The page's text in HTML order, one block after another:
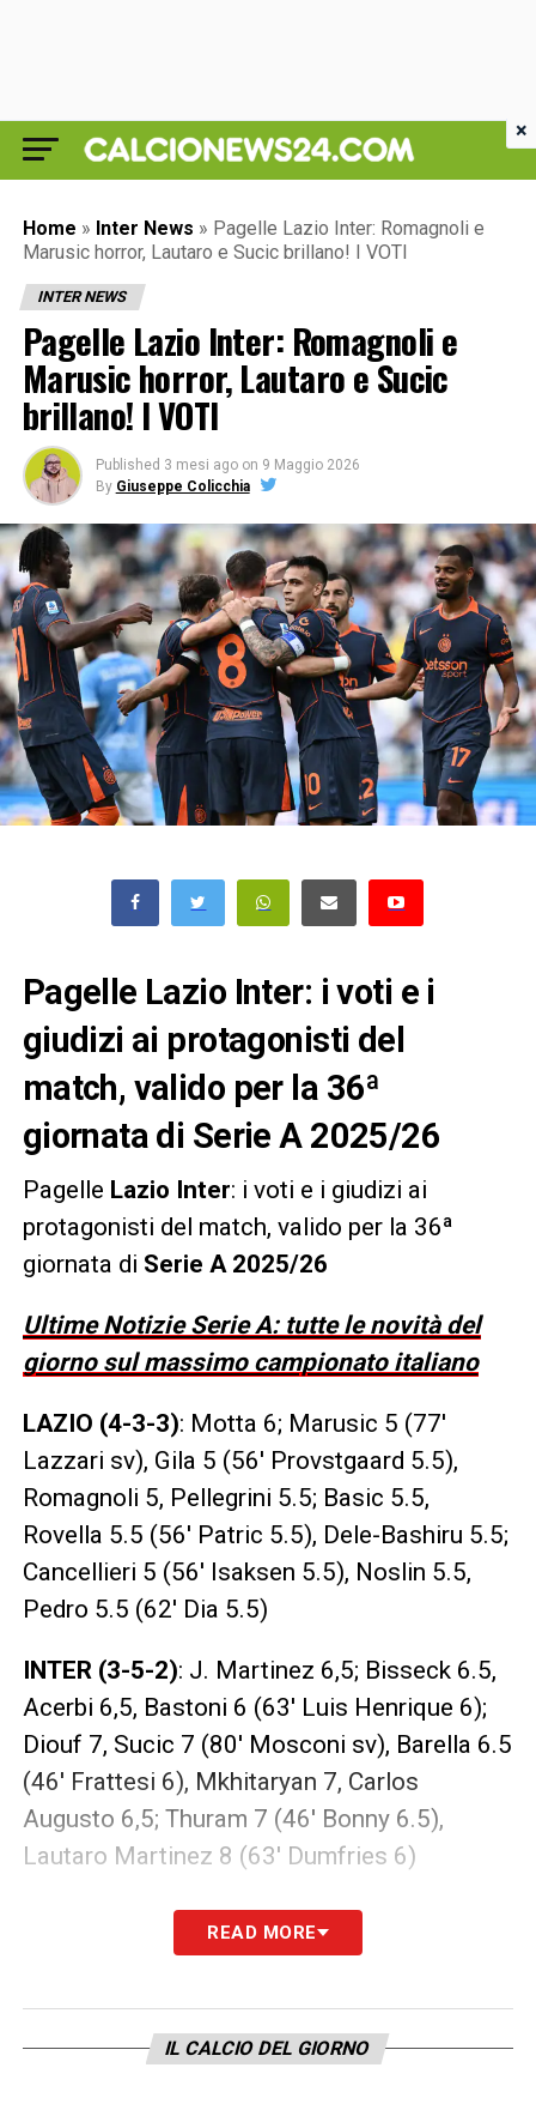
Home » Inter News » Pagelle Lazio Inter: Romagnoli e
Marusic horror, Lautaro e Sucic brillano! I VOTI
INTER NEWS
Pagelle Lazio Inter: Romagnoli e
Marusic horror, Lautaro e Sucic
brillano! I VOTI
Published 3 mesi ago on 9 Maggio 2026
By Giuseppe Colicchia
Pagelle Lazio Inter: i voti e i
giudizi ai protagonisti del
match, valido per la 36ª
giornata di Serie A 2025/26
Pagelle Lazio Inter: i voti e i giudizi ai
protagonisti del match, valido per la 36ª
giornata di Serie A 2025/26
Ultime Notizie Serie A: tutte le novità del
giorno sul massimo campionato italiano
LAZIO (4-3-3): Motta 6; Marusic 5 (77′
Lazzari sv), Gila 5 (56′ Provstgaard 5.5),
Romagnoli 5, Pellegrini 5.5; Basic 5.5,
Rovella 5.5 (56′ Patric 5.5), Dele-Bashiru 5.5;
Cancellieri 5 (56′ Isaksen 5.5), Noslin 5.5,
Pedro 5.5 (62′ Dia 5.5)
INTER (3-5-2): J. Martinez 6,5; Bisseck 6.5,
Acerbi 6,5, Bastoni 6 (63′ Luis Henrique 6);
Diouf 7, Sucic 7 (80′ Mosconi sv), Barella 6.5
(46′ Frattesi 6), Mkhitaryan 7, Carlos
Augusto 6,5; Thuram 7 (46′ Bonny 6.5),
Lautaro Martinez 8 (63′ Dumfries 6)
LA PLAYLIST DELLE NOSTRE TOP NEWS
READ MORE
IL CALCIO DEL GIORNO
×